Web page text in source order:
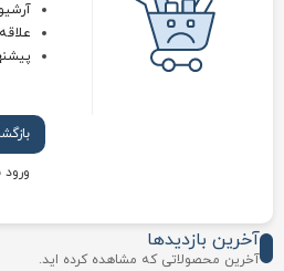
آخرین بازدیدها
آخرین محصولاتی که مشاهده کرده اید.